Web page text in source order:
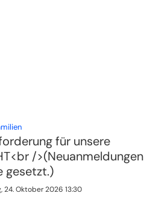
:
für unsere
/>(Neuanmeldungen
gesetzt.)
24. Oktober 2026 13:30